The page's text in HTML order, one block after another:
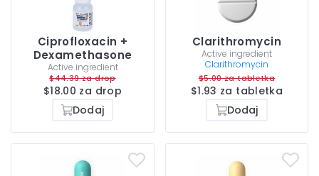
Ciprofloxacin +
Dexamethasone
Active ingredient
$44.39 za drop
$18.00 za drop
Dodaj
Clarithromycin
Active ingredient
Clarithromycin
$5.00 za tabletka
$1.93 za tabletka
Dodaj